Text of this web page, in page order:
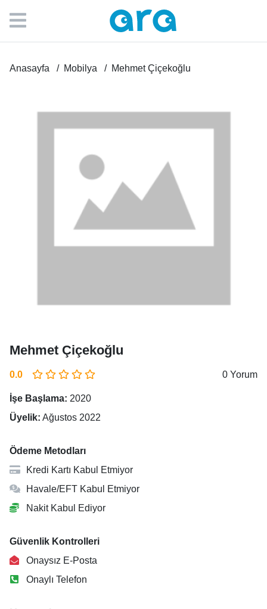
Anasayfa Mobilya Mehmet Çiçekoğlu
Mehmet Çiçekoğlu
0.0 0 Yorum
İşe Başlama: 2020
Üyelik: Ağustos 2022
Ödeme Metodları
Kredi Kartı Kabul Etmiyor
Havale/EFT Kabul Etmiyor
Nakit Kabul Ediyor
Güvenlik Kontrolleri
Onaysız E-Posta
Onaylı Telefon